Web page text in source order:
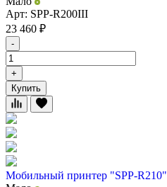
Арт: SPP-R200III
23 460 ₽
-
+
Купить
Мобильный принтер "SPP-R210"